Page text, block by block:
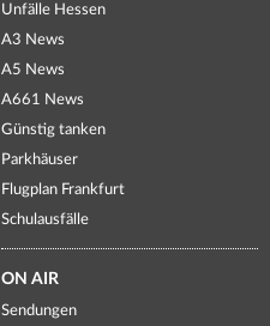
Unfälle Hessen
A3 News
A5 News
A661 News
Günstig tanken
Parkhäuser
Flugplan Frankfurt
Schulausfälle
ON AIR
Sendungen